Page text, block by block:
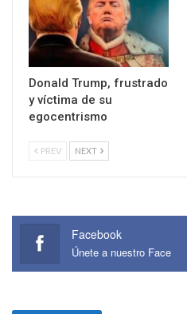
Donald Trump, frustrado
y víctima de su
egocentrismo
PREV NEXT
Facebook
Únete a nuestro Face